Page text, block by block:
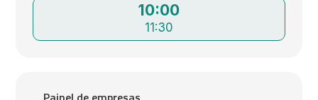
10:00
11:30